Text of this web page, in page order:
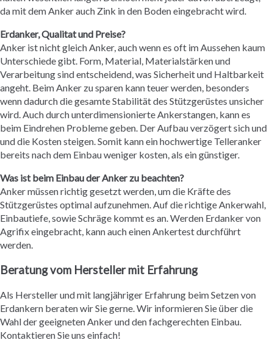
da mit dem Anker auch Zink in den Boden eingebracht wird.
Erdanker, Qualitat und Preise?
Anker ist nicht gleich Anker, auch wenn es oft im Aussehen kaum
Unterschiede gibt. Form, Material, Materialstärken und
Verarbeitung sind entscheidend, was Sicherheit und Haltbarkeit
angeht. Beim Anker zu sparen kann teuer werden, besonders
wenn dadurch die gesamte Stabilität des Stützgerüstes unsicher
wird. Auch durch unterdimensionierte Ankerstangen, kann es
beim Eindrehen Probleme geben. Der Aufbau verzögert sich und
und die Kosten steigen. Somit kann ein hochwertige Telleranker
bereits nach dem Einbau weniger kosten, als ein günstiger.
Was ist beim Einbau der Anker zu beachten?
Anker müssen richtig gesetzt werden, um die Kräfte des
Stützgerüstes optimal aufzunehmen. Auf die richtige Ankerwahl,
Einbautiefe, sowie Schräge kommt es an. Werden Erdanker von
Agrifix eingebracht, kann auch einen Ankertest durchführt
werden.
Beratung vom Hersteller mit Erfahrung
Als Hersteller und mit langjähriger Erfahrung beim Setzen von
Erdankern beraten wir Sie gerne. Wir informieren Sie über die
Wahl der geeigneten Anker und den fachgerechten Einbau.
Kontaktieren Sie uns einfach!